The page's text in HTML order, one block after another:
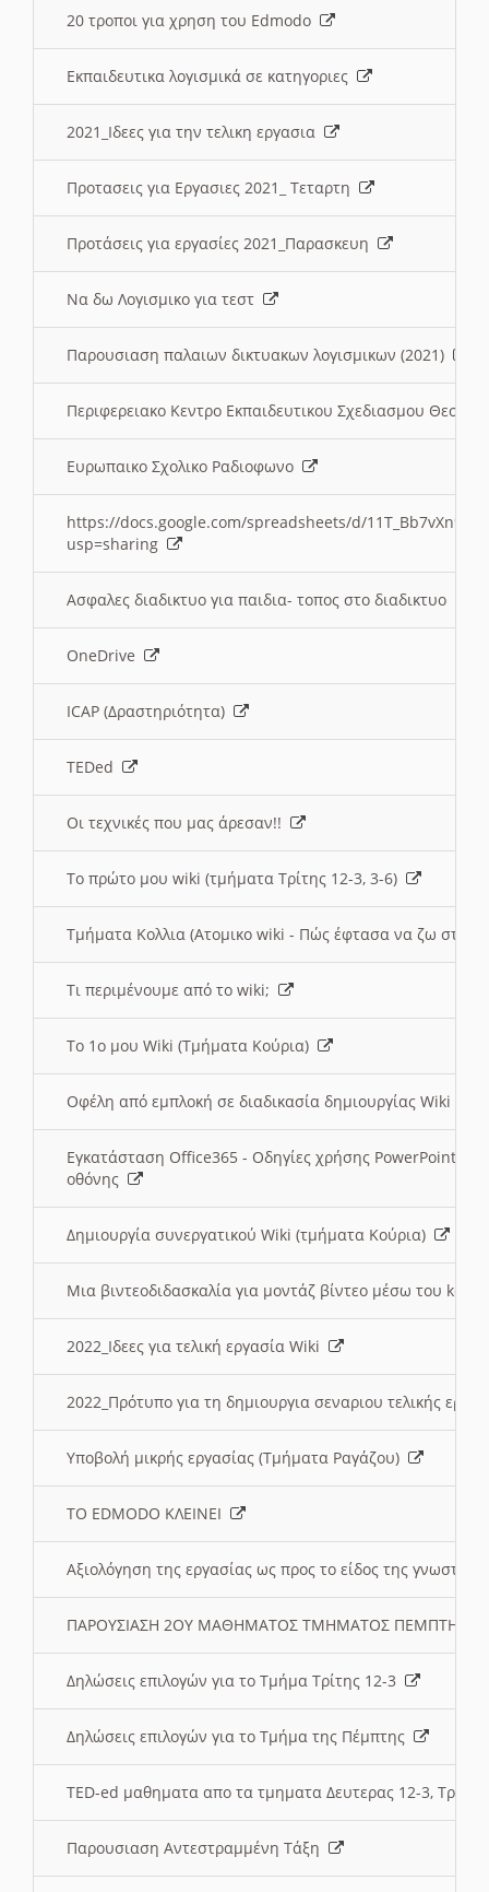
20 τροποι για χρηση του Edmodo
Εκπαιδευτικα λογισμικά σε κατηγοριες
2021_Ιδεες για την τελικη εργασια
Προτασεις για Εργασιες 2021_ Τεταρτη
Προτάσεις για εργασίες 2021_Παρασκευη
Να δω Λογισμικο για τεστ
Παρουσιαση παλαιων δικτυακων λογισμικων (2021)
Περιφερειακο Κεντρο Εκπαιδευτικου Σχεδιασμου
Ευρωπαικο Σχολικο Ραδιοφωνο
https://docs.google.com/spreadsheets/d/
usp=sharing
Ασφαλες διαδικτυο για παιδια- τοπος στο διαδικτυο
OneDrive
ICAP (Δραστηριότητα)
TEDed
Οι τεχνικές που μας άρεσαν!!
Το πρώτο μου wiki (τμήματα Τρίτης 12-3, 3-6)
Τμήματα Κολλια (Ατομικο wiki - Πώς έφτασα να ζω στην
Τι περιμένουμε από το wiki;
Το 1ο μου Wiki (Τμήματα Κούρια)
Οφέλη από εμπλοκή σε διαδικασία δημιουργίας Wiki
Εγκατάσταση Office365 - Οδηγίες χρήσης PowerPoint
οθόνης
Δημιουργία συνεργατικού Wiki (τμήματα Κούρια)
Μια βιντεοδιδασκαλία για μοντάζ βίντεο μέσω του
2022_Ιδεες για τελική εργασία Wiki
2022_Πρότυπο για τη δημιουργια σεναριου τελικής
Υποβολή μικρής εργασίας (Τμήματα Ραγάζου)
ΤΟ EDMODO ΚΛΕΙΝΕΙ
Αξιολόγηση της εργασίας ως προς το είδος της
ΠΑΡΟΥΣΙΑΣΗ 2ΟΥ ΜΑΘΗΜΑΤΟΣ ΤΜΗΜΑΤΟΣ
Δηλώσεις επιλογών για το Τμήμα Τρίτης 12-3
Δηλώσεις επιλογών για το Τμήμα της Πέμπτης
TED-ed μαθηματα απο τα τμηματα Δευτερας 12-3,
Παρουσιαση Αντεστραμμένη Τάξη